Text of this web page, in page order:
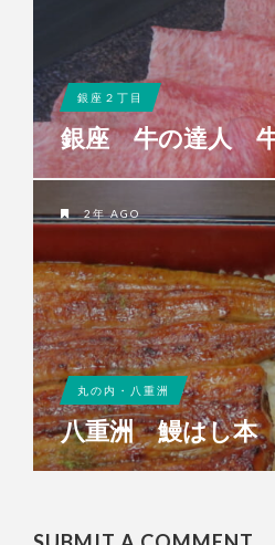
銀座２丁目
銀座 牛の達人
2年 AGO
丸の内・八重洲
八重洲 鰻はし本